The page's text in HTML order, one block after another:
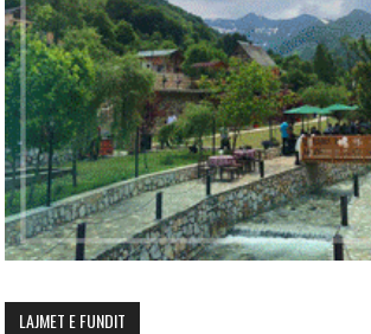
LAJMET E FUNDIT